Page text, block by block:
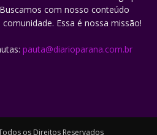
com nosso conteúdo
Essa é nossa missão!
pauta@diarioparana.com.br
os Direitos Reservados